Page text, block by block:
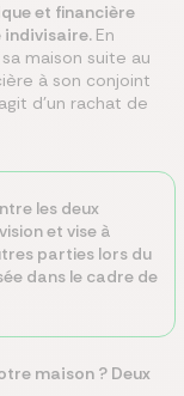
et financière
En
maison suite au
à son conjoint
d'un rachat de
les deux
et vise à
parties lors du
dans le cadre de
maison ? Deux